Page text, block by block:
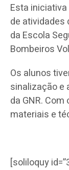
Esta
de atividades
da Escola
Bombeiros
Os alunos
sinalização e
da GNR.
materiais e
[soliloquy